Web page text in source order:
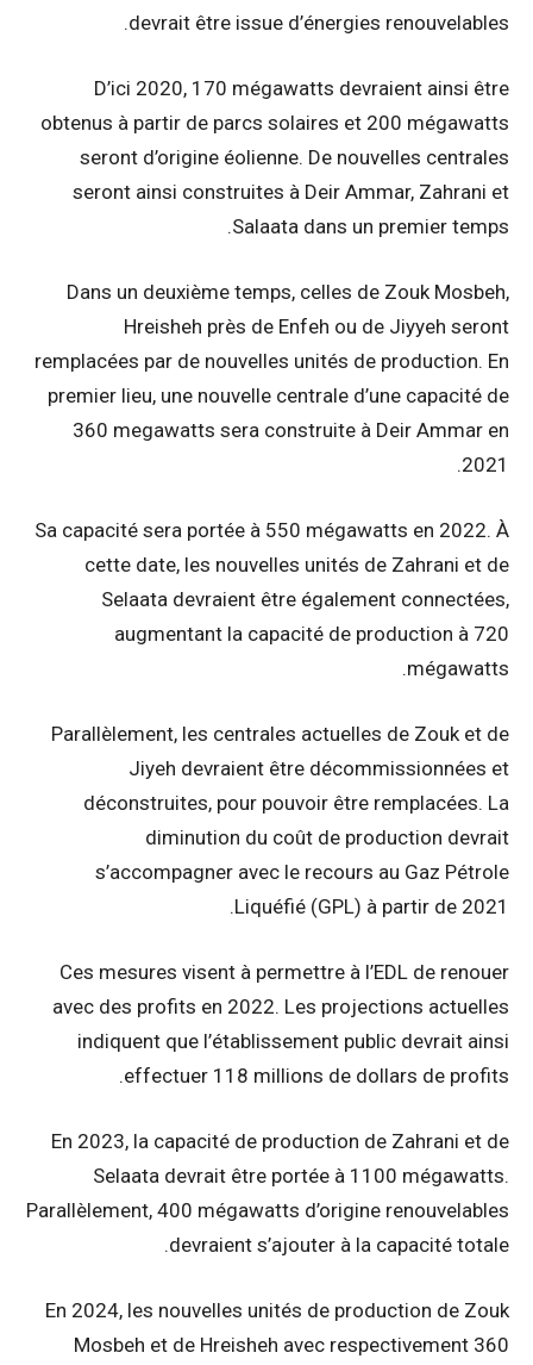
devrait être issue d’énergies renouvelables.
D’ici 2020, 170 mégawatts devraient ainsi être
obtenus à partir de parcs solaires et 200 mégawatts
seront d’origine éolienne. De nouvelles centrales
seront ainsi construites à Deir Ammar, Zahrani et
Salaata dans un premier temps.
Dans un deuxième temps, celles de Zouk Mosbeh,
Hreisheh près de Enfeh ou de Jiyyeh seront
remplacées par de nouvelles unités de production. En
premier lieu, une nouvelle centrale d’une capacité de
360 megawatts sera construite à Deir Ammar en
2021.
Sa capacité sera portée à 550 mégawatts en 2022. À
cette date, les nouvelles unités de Zahrani et de
Selaata devraient être également connectées,
augmentant la capacité de production à 720
mégawatts.
Parallèlement, les centrales actuelles de Zouk et de
Jiyeh devraient être décommissionnées et
déconstruites, pour pouvoir être remplacées. La
diminution du coût de production devrait
s’accompagner avec le recours au Gaz Pétrole
Liquéfié (GPL) à partir de 2021.
Ces mesures visent à permettre à l’EDL de renouer
avec des profits en 2022. Les projections actuelles
indiquent que l’établissement public devrait ainsi
effectuer 118 millions de dollars de profits.
En 2023, la capacité de production de Zahrani et de
Selaata devrait être portée à 1100 mégawatts.
Parallèlement, 400 mégawatts d’origine renouvelables
devraient s’ajouter à la capacité totale.
En 2024, les nouvelles unités de production de Zouk
Mosbeh et de Hreisheh avec respectivement 360